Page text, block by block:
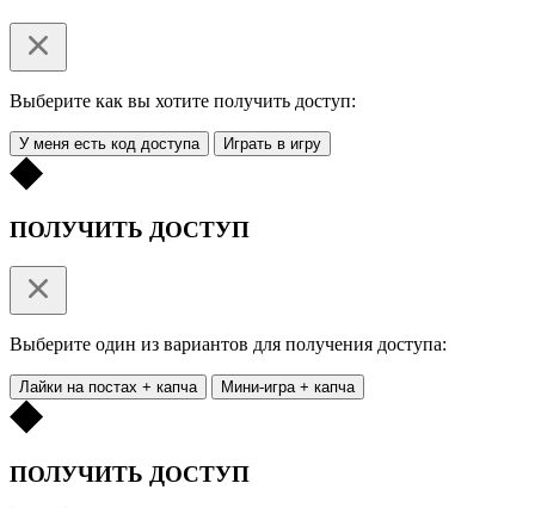
Выберите как вы хотите получить доступ:
У меня есть код доступа Играть в игру
ПОЛУЧИТЬ ДОСТУП
Выберите один из вариантов для получения доступа:
Лайки на постах + капча Мини-игра + капча
ПОЛУЧИТЬ ДОСТУП